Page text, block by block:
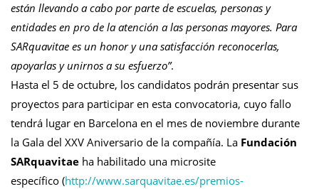
están llevando a cabo por parte de escuelas, personas y
entidades en pro de la atención a las personas mayores. Para
SARquavitae es un honor y una satisfacción reconocerlas,
apoyarlas y unirnos a su esfuerzo”.
Hasta el 5 de octubre, los candidatos podrán presentar sus
proyectos para participar en esta convocatoria, cuyo fallo
tendrá lugar en Barcelona en el mes de noviembre durante
la Gala del XXV Aniversario de la compañía. La Fundación
SARquavitae ha habilitado una microsite
específico (http://www.sarquavitae.es/premios-